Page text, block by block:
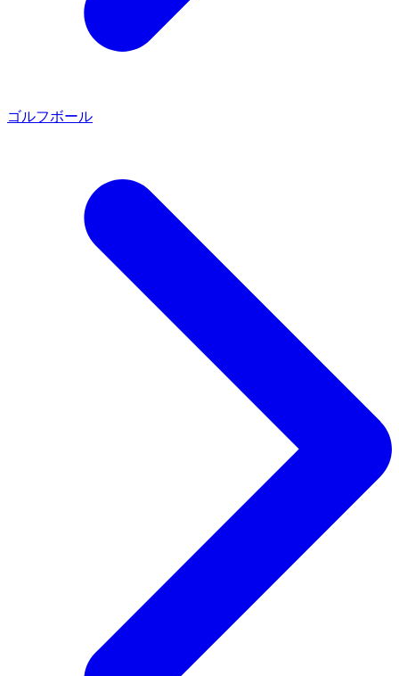
ゴルフボール